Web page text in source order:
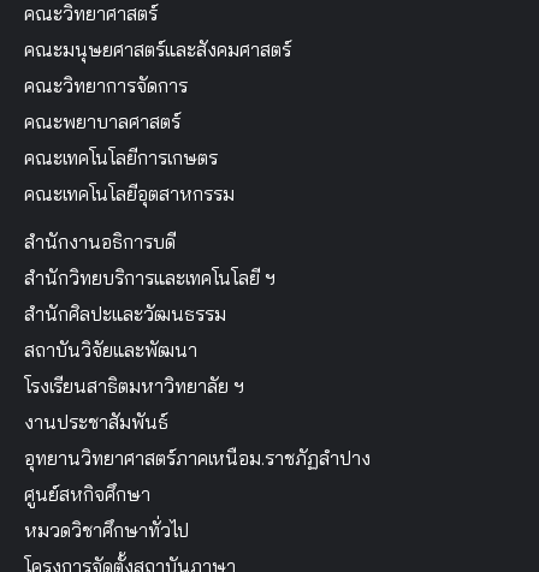
คณะวิทยาศาสตร์
คณะมนุษยศาสตร์และสังคมศาสตร์
คณะวิทยาการจัดการ
คณะพยาบาลศาสตร์
คณะเทคโนโลยีการเกษตร
คณะเทคโนโลยีอุตสาหกรรม
สำนักงานอธิการบดี
สำนักวิทยบริการและเทคโนโลยี ฯ
สำนักศิลปะและวัฒนธรรม
สถาบันวิจัยและพัฒนา
โรงเรียนสาธิตมหาวิทยาลัย ฯ
งานประชาสัมพันธ์
อุทยานวิทยาศาสตร์ภาคเหนือม.ราชภัฏลำปาง
ศูนย์สหกิจศึกษา
หมวดวิชาศึกษาทั่วไป
โครงการจัดตั้งสถาบันภาษา